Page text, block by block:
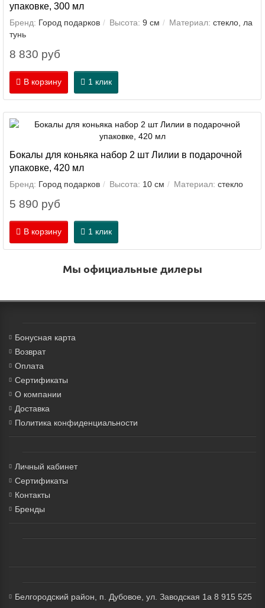
упаковке, 300 мл
Бренд: Город подарков Высота: 9 см Материал: стекло, ла
тунь
8 830 руб
В корзину 1 клик
Бокалы для коньяка набор 2 шт Лилии в подарочной
упаковке, 420 мл
Бренд: Город подарков Высота: 10 см Материал: стекло
5 890 руб
В корзину 1 клик
Мы официальные дилеры
Бонусная карта
Возврат
Оплата
Сертификаты
О компании
Доставка
Политика конфиденциальности
Личный кабинет
Сертификаты
Контакты
Бренды
Белгородский район, п. Дубовое, ул. Заводская 1а 8 915 525